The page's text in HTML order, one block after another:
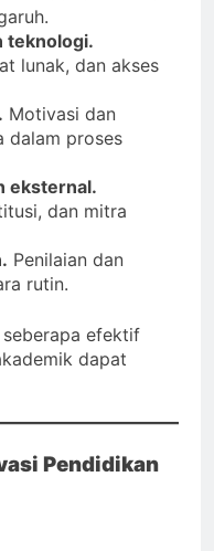
teknologi.
lunak, dan akses
Motivasi dan
dalam proses
eksternal.
dan mitra
Penilaian dan
rutin.
efektif
dapat
Pendidikan